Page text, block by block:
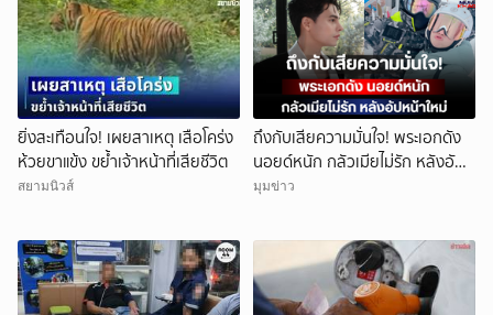
ยิ่งสะเทือนใจ! เผยสาเหตุ เสือโคร่ง
ห้วยขาแข้ง ขย้ำเจ้าหน้าที่เสียชีวิต
สยามนิวส์
ถึงกับเสียความมั่นใจ! พระเอกดัง
นอยด์หนัก กลัวเมียไม่รัก หลังอัป
หน้าใหม่
มุมข่าว